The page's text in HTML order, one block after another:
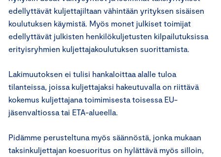
edellyttävät kuljettajiltaan vähintään yrityksen sisäisen
koulutuksen käymistä. Myös monet julkiset toimijat
edellyttävät julkisten henkilökuljetusten kilpailutuksissa
erityisryhmien kuljettajakoulutuksen suorittamista.
Lakimuutoksen ei tulisi hankaloittaa alalle tuloa
tilanteissa, joissa kuljettajaksi hakeutuvalla on riittävä
kokemus kuljettajana toimimisesta toisessa EU-
jäsenvaltiossa tai ETA-alueella.
Pidämme perusteltuna myös säännöstä, jonka mukaan
taksinkuljettajan koesuoritus on hylättävä myös silloin,